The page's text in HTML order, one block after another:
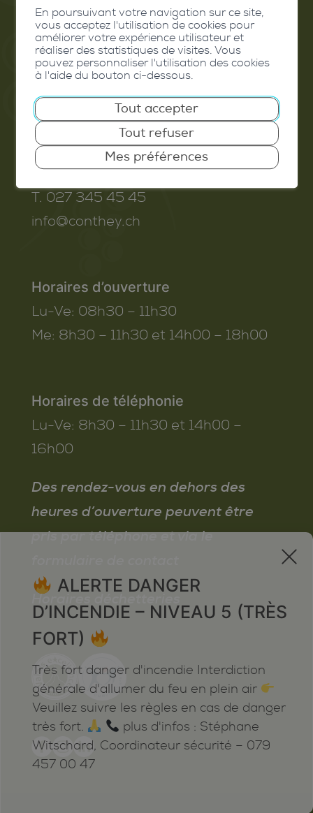
Extranet
Valais Excellence
Commune de Conthey
Route de Savoie 54
1975 St-Séverin
T. 027 345 45 45
info@conthey.ch
Horaires d’ouverture
Lu-Ve: 08h30 – 11h30
Me: 8h30 – 11h30 et 14h00 – 18h00
Horaires de téléphonie
Lu-Ve: 8h30 – 11h30 et 14h00 –
16h00
Des rendez-vous en dehors des
heures d’ouverture peuvent être
pris par téléphone et via le
Horaires déchetteries
x
ALERTE DANGER
D’INCENDIE – NIVEAU 5 (TRÈS
FORT)
Très fort danger d'incendie Interdiction
générale d'allumer du feu en plein air
Veuillez suivre les règles en cas de danger
très fort.
plus d'infos : Stéphane
Witschard, Coordinateur sécurité – 079
457 00 47
En poursuivant votre navigation sur ce site,
vous acceptez l'utilisation de cookies pour
améliorer votre expérience utilisateur et
réaliser des statistiques de visites. Vous
pouvez personnaliser l'utilisation des cookies
à l'aide du bouton ci-dessous.
Tout accepter
Tout refuser
Mes préférences